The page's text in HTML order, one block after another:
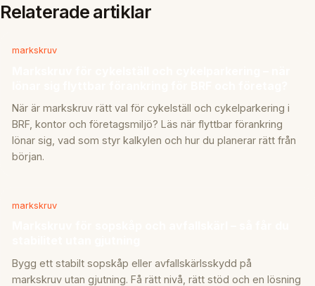
Relaterade artiklar
markskruv
När är markskruv rätt val för cykelställ och cykelparkering i
BRF, kontor och företagsmiljö? Läs när flyttbar förankring
lönar sig, vad som styr kalkylen och hur du planerar rätt från
början.
markskruv
Bygg ett stabilt sopskåp eller avfallskärlsskydd på
markskruv utan gjutning. Få rätt nivå, rätt stöd och en lösning